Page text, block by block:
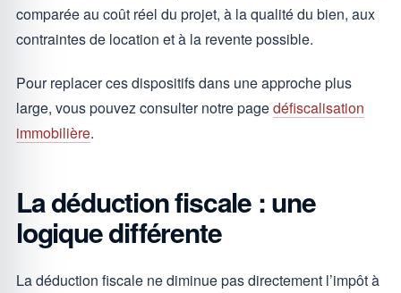
comparée au coût réel du projet, à la qualité du bien, aux
contraintes de location et à la revente possible.
Pour replacer ces dispositifs dans une approche plus
large, vous pouvez consulter notre pagedéfiscalisation
immobilière.
La déduction fiscale : une
logique différente
La déduction fiscale ne diminue pas directement l’impôt à